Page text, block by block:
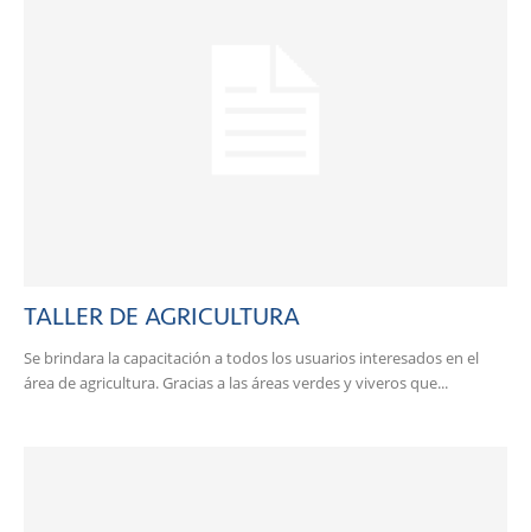
TALLER DE AGRICULTURA
Se brindara la capacitación a todos los usuarios interesados en el
área de agricultura. Gracias a las áreas verdes y viveros que...